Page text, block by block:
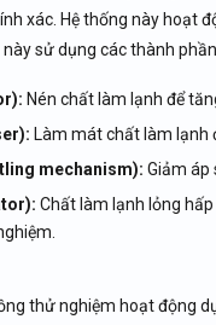
xác. Hệ thống này hoạt
sử dụng các thành
Nén chất làm lạnh để
Làm mát chất làm lạnh
mechanism): Giảm áp
Chất làm lạnh lỏng
thử nghiệm hoạt động